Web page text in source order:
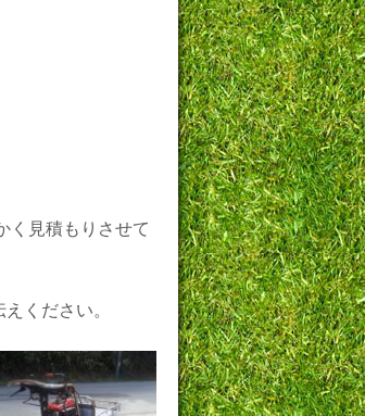
く見積もりさせて
ください。